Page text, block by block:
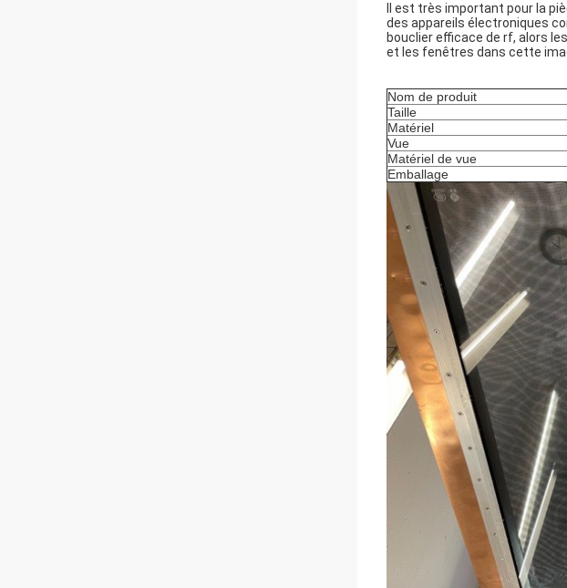
Il est très important pour la
des appareils électroniques
bouclier efficace de rf, alors
et les fenêtres dans cette
Nom de produit
Taille
Matériel
Vue
Matériel de vue
Emballage